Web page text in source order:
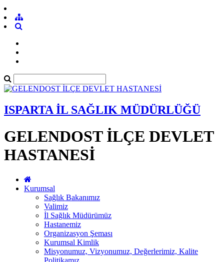
ISPARTA İL SAĞLIK MÜDÜRLÜĞÜ
GELENDOST İLÇE DEVLET
HASTANESİ
Kurumsal
Sağlık Bakanımız
Valimiz
İl Sağlık Müdürümüz
Hastanemiz
Organizasyon Şeması
Kurumsal Kimlik
Misyonumuz, Vizyonumuz, Değerlerimiz, Kalite
Politikamız